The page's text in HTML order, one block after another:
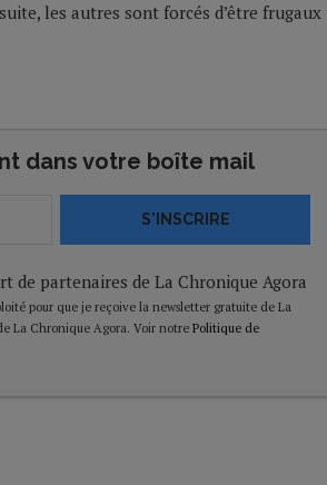
les autres sont forcés d’être frugaux
dans votre boîte mail
S'INSCRIRE
de partenaires de La Chronique Agora
pour que je reçoive la newsletter gratuite de La
La Chronique Agora. Voir notre Politique de